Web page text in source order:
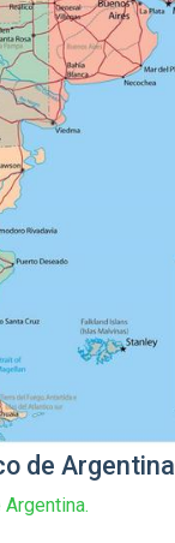
de Argentina